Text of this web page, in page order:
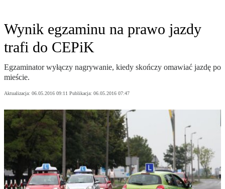
Wynik egzaminu na prawo jazdy
trafi do CEPiK
Egzaminator wyłączy nagrywanie, kiedy skończy omawiać jazdę po
mieście.
Aktualizacja: 06.05.2016 09:11 Publikacja: 06.05.2016 07:47